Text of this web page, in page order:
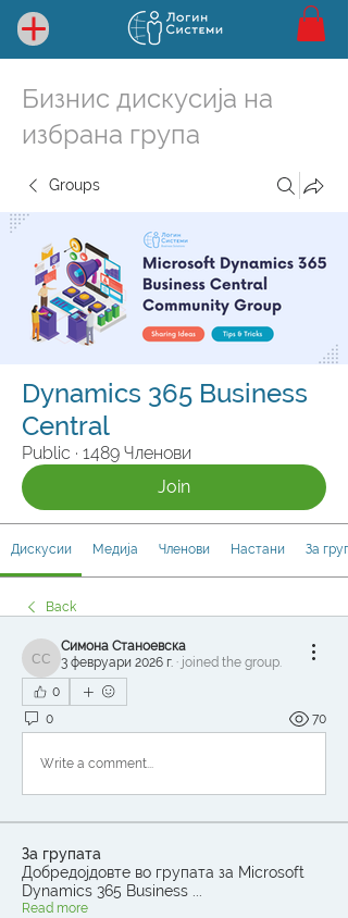
Бизнис дискусија на
избрана група
Groups
Dynamics 365 Business
Central
Public · 1489 Членови
Join
Дискусии Медија Членови Настани За
Back
Симона Станоевска
Симона Станоевска
3 февруари 2026 г. · joined the group.
0
0
70
Write a comment...
За групата
Добредојдовте во групата за Microsoft
Dynamics 365 Business ...
Read more